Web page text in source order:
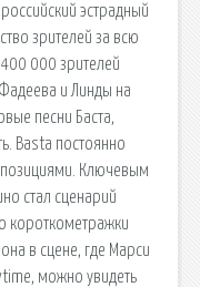
эстрадный
зрителей за всю
000 зрителей
и Линды на
песни Баста,
Basta постоянно
Ключевым
стал сценарий
короткометражки
в сцене, где Марси
можно увидеть